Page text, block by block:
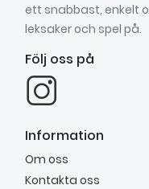
ett snabbast, enkelt
leksaker och spel på.
Följ oss på
Information
Om oss
Kontakta oss